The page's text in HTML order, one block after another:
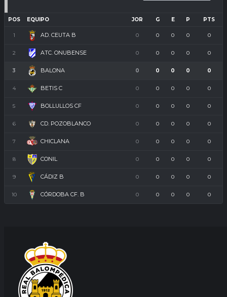
POS EQUIPO JOR G E P PTS
1 AD. CEUTA B 0 0 0 0 0
2 ATC. ONUBENSE 0 0 0 0 0
3 BALONA 0 0 0 0 0
4 BETIS C 0 0 0 0 0
5 BOLLULLOS CF 0 0 0 0 0
6 CD. POZOBLANCO 0 0 0 0 0
7 CHICLANA 0 0 0 0 0
8 CONIL 0 0 0 0 0
9 CÁDIZ B 0 0 0 0 0
10 CÓRDOBA CF. B 0 0 0 0 0